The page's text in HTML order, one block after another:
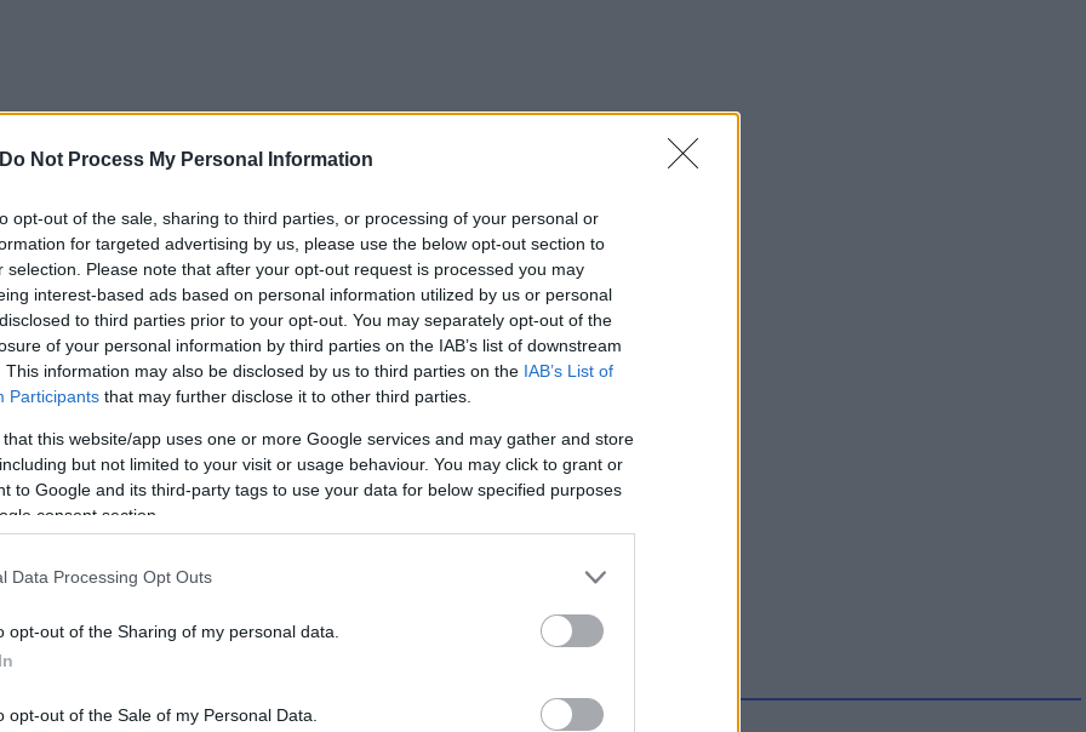
Do Not Process My Personal Information
opt-out of the sale, sharing to third parties, or processing of your personal or
for targeted advertising by us, please use the below opt-out section to
selection. Please note that after your opt-out request is processed you may
interest-based ads based on personal information utilized by us or personal
to third parties prior to your opt-out. You may separately opt-out of the
of your personal information by third parties on the IAB’s list of downstream
This information may also be disclosed by us to third parties on the IAB’s List of
Participants that may further disclose it to other third parties.
that this website/app uses one or more Google services and may gather and store
but not limited to your visit or usage behaviour. You may click to grant or
to Google and its third-party tags to use your data for below specified purposes
consent section.
Data Processing Opt Outs
opt-out of the Sharing of my personal data.
opt-out of the Sale of my Personal Data.
Flash.grστην αναζήτηση τηςGoogle